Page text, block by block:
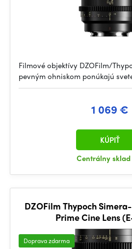
Filmové objektívy DZOFilm/
pevným ohniskom ponúkajú
1 069 €
Centrálny sklad
KÚPIŤ
DZOFilm Thypoch
Prime Cine Lens
Doprava zdarma